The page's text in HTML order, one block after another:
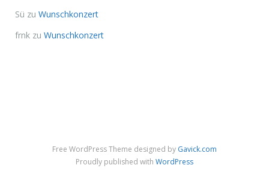
Sü zu Wunschkonzert
frnk zu Wunschkonzert
Free WordPress Theme designed by Gavick.com
Proudly published with WordPress